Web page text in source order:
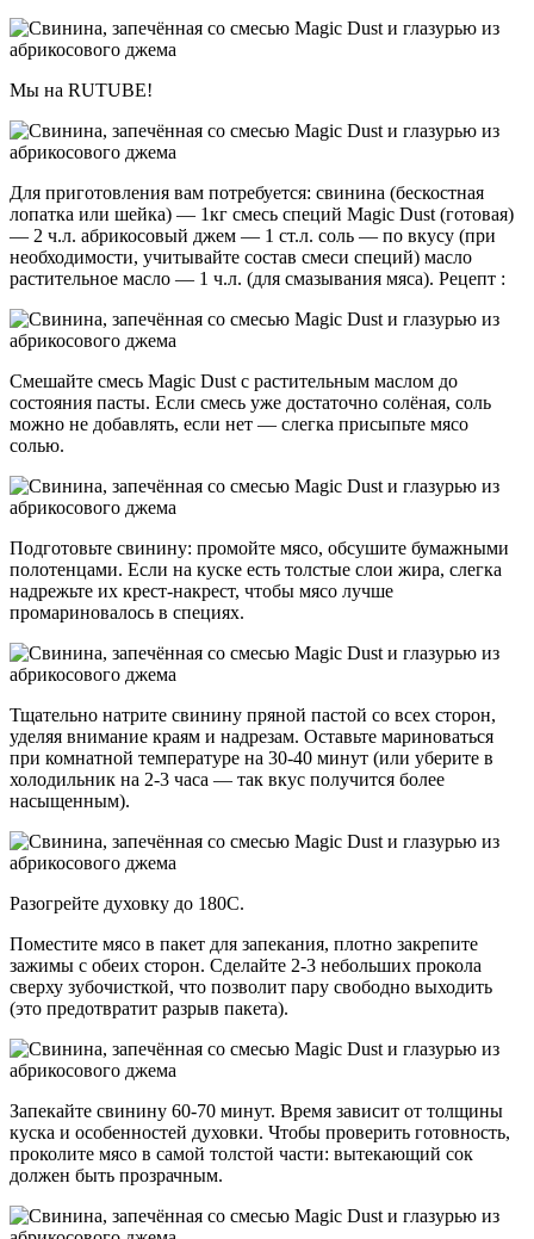
Мы на RUTUBE!
Для приготовления вам потребуется: свинина (бескостная
лопатка или шейка) — 1кг смесь специй Magic Dust (готовая)
— 2 ч.л. абрикосовый джем — 1 ст.л. соль — по вкусу (при
необходимости, учитывайте состав смеси специй) масло
растительное масло — 1 ч.л. (для смазывания мяса). Рецепт :
Смешайте смесь Magic Dust с растительным маслом до
состояния пасты. Если смесь уже достаточно солёная, соль
можно не добавлять, если нет — слегка присыпьте мясо
солью.
Подготовьте свинину: промойте мясо, обсушите бумажными
полотенцами. Если на куске есть толстые слои жира, слегка
надрежьте их крест‑накрест, чтобы мясо лучше
промариновалось в специях.
Тщательно натрите свинину пряной пастой со всех сторон,
уделяя внимание краям и надрезам. Оставьте мариноваться
при комнатной температуре на 30-40 минут (или уберите в
холодильник на 2-3 часа — так вкус получится более
насыщенным).
Разогрейте духовку до 180C.
Поместите мясо в пакет для запекания, плотно закрепите
зажимы с обеих сторон. Сделайте 2-3 небольших прокола
сверху зубочисткой, что позволит пару свободно выходить
(это предотвратит разрыв пакета).
Запекайте свинину 60-70 минут. Время зависит от толщины
куска и особенностей духовки. Чтобы проверить готовность,
проколите мясо в самой толстой части: вытекающий сок
должен быть прозрачным.